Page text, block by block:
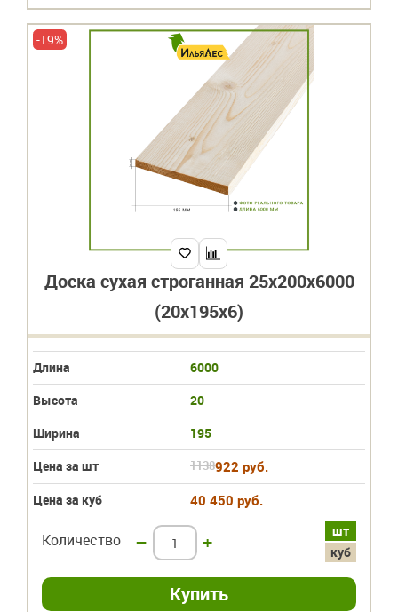
-19%
Доска сухая строганная 25х200х6000
(20х195х6)
Длина
6000
Высота
20
Ширина
195
Цена за шт
1138922 руб.
Цена за куб 40 450 руб.
шт
куб
Количество – +